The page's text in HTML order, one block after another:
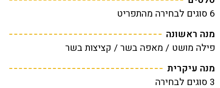
6 סוגים לבחירה מהתפריט
מנה ראשונה
פילה מושט / מאפה בשר / קציצות בשר
מנה עיקרית
3 סוגים לבחירה